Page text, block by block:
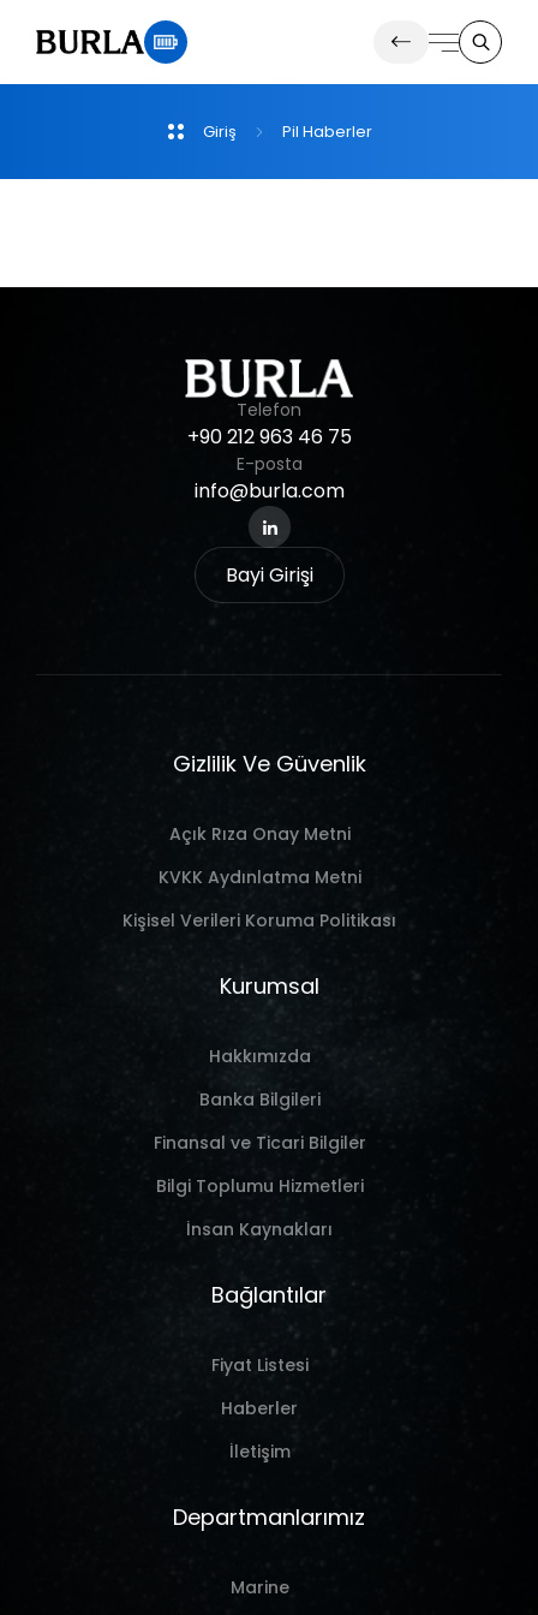
Giriş Pil Haberler
Telefon
+90212963 46 75
E-posta
info@burla.com
Bayi Girişi
Gizlilik Ve Güvenlik
Açık Rıza Onay Metni
KVKK Aydınlatma Metni
Kişisel Verileri Koruma Politikası
Kurumsal
Hakkımızda
Banka Bilgileri
Finansal ve Ticari Bilgiler
Bilgi Toplumu Hizmetleri
İnsan Kaynakları
Bağlantılar
Fiyat Listesi
Haberler
İletişim
Departmanlarımız
Marine